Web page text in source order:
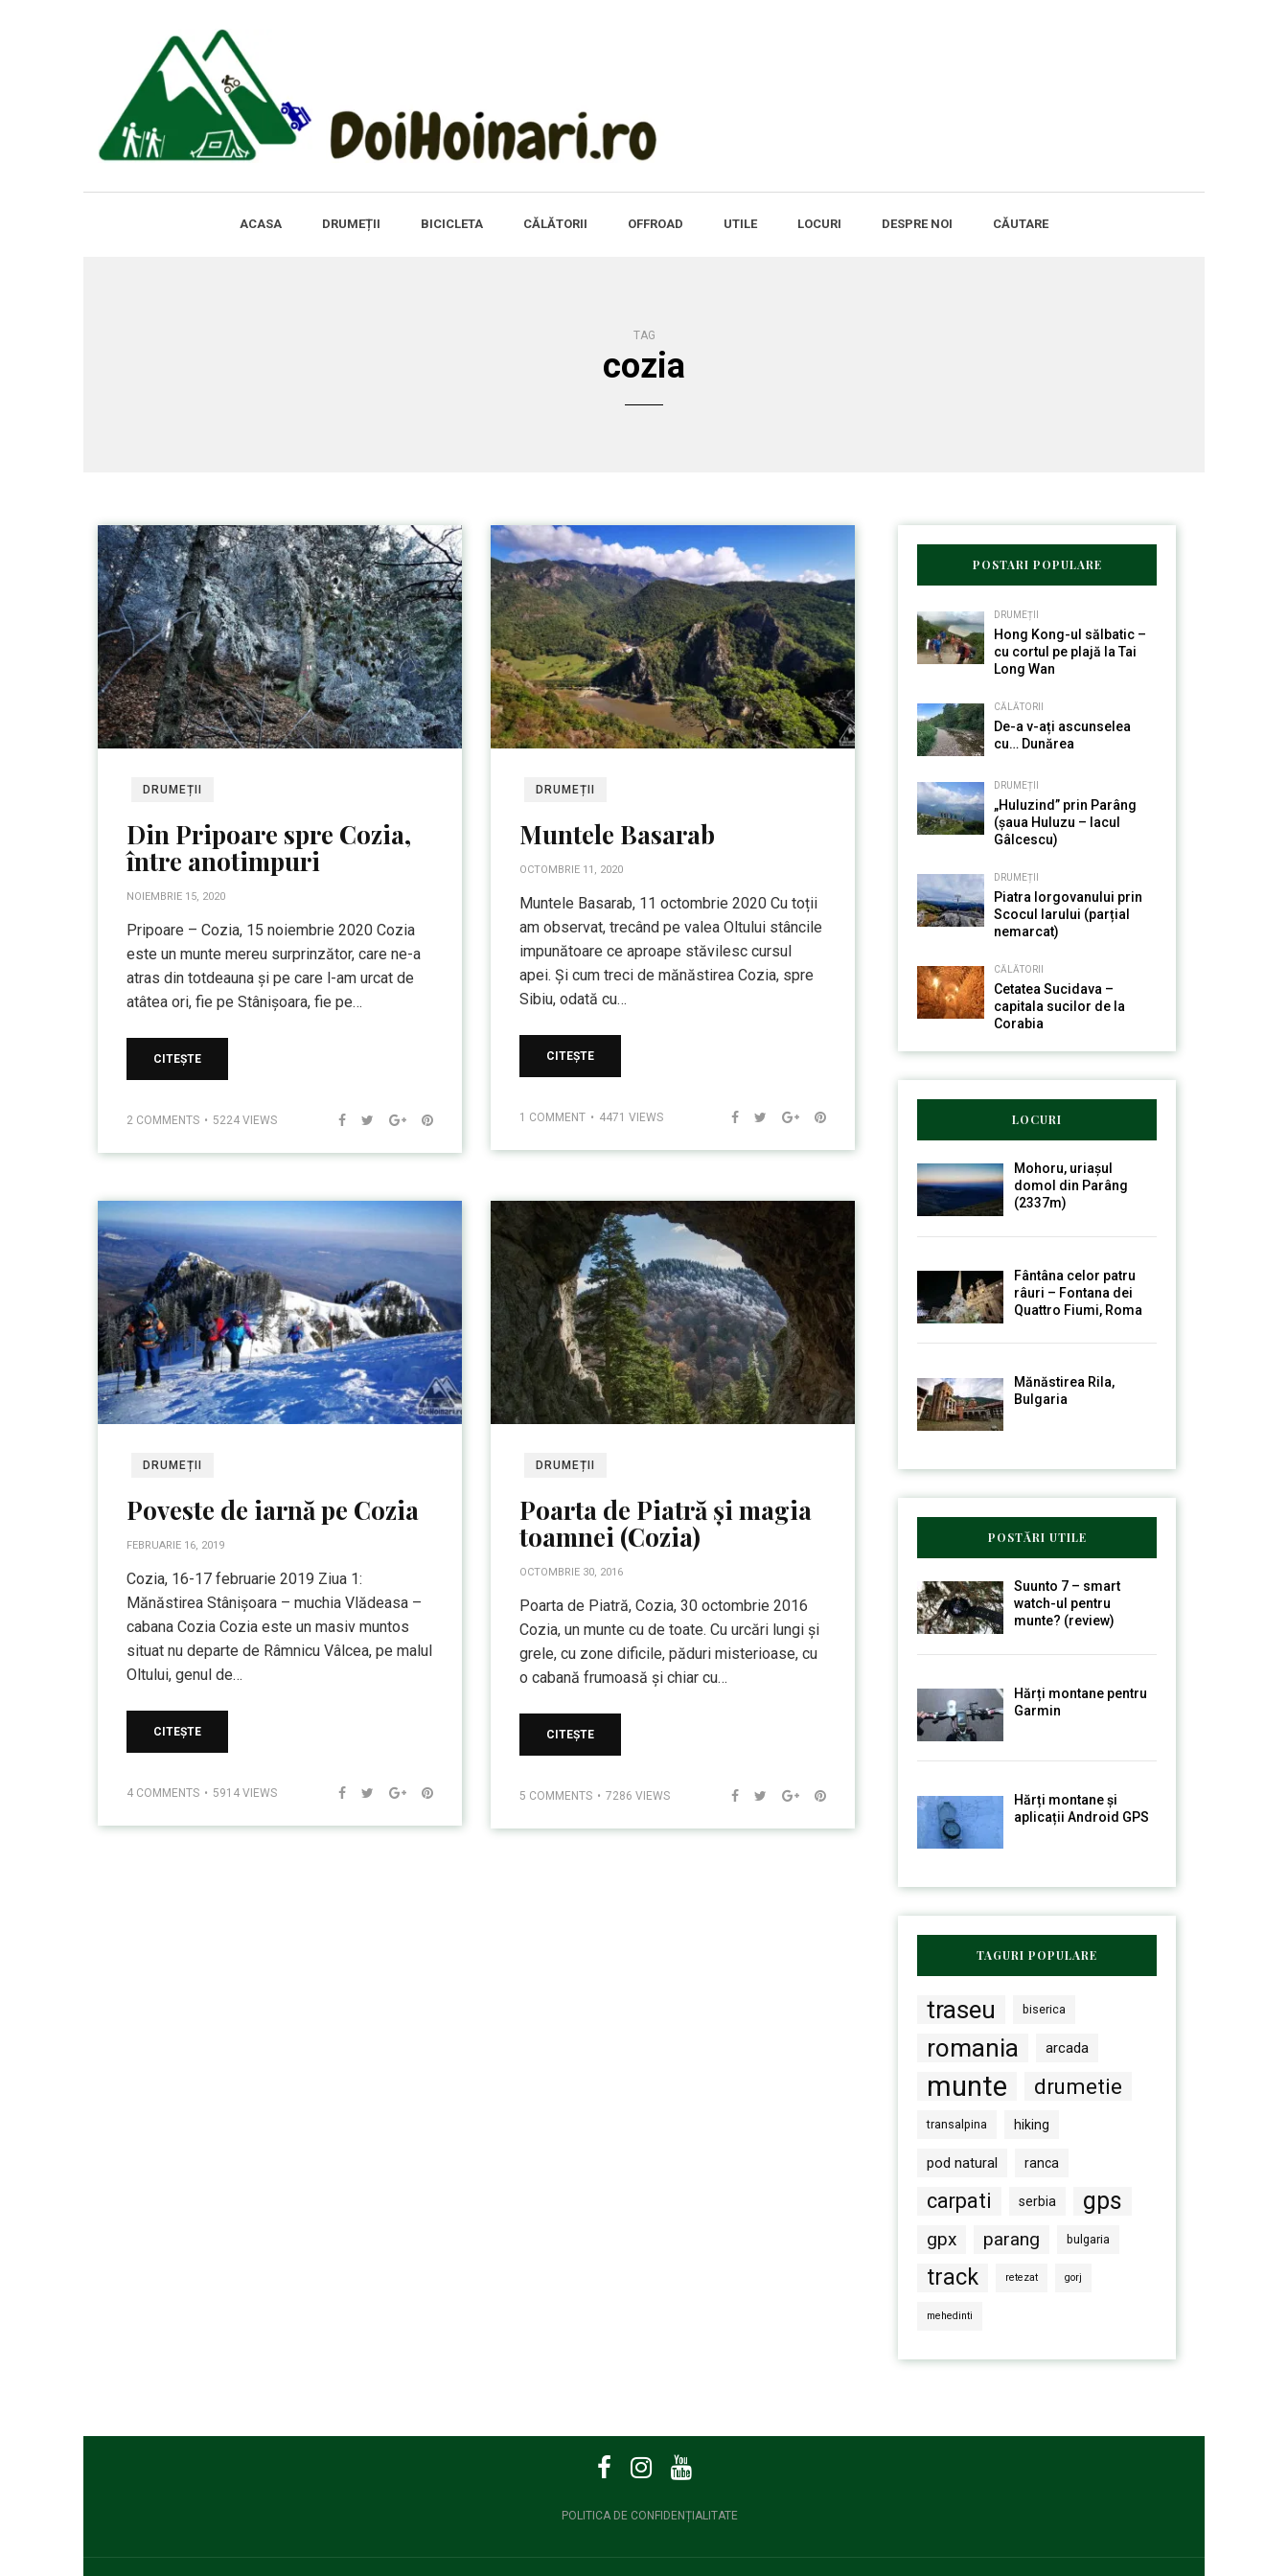
ACASA DRUMEȚII BICICLETA CĂLĂTORII OFFROAD UTILE LOCURI DESPRE NOI CĂUTARE
TAG
cozia
DRUMEȚII
Din Pripoare spre Cozia,
între anotimpuri
NOIEMBRIE 15, 2020
Pripoare – Cozia, 15 noiembrie 2020 Cozia
este un munte mereu surprinzător, care ne-a
atras din totdeauna și pe care l-am urcat de
atâtea ori, fie pe Stânișoara, fie pe…
CITEȘTE
2 COMMENTS 5224 VIEWS
DRUMEȚII
Muntele Basarab
OCTOMBRIE 11, 2020
Muntele Basarab, 11 octombrie 2020 Cu toții
am observat, trecând pe valea Oltului stâncile
impunătoare ce aproape stăvilesc cursul
apei. Și cum treci de mănăstirea Cozia, spre
Sibiu, odată cu…
CITEȘTE
1 COMMENT 4471 VIEWS
DRUMEȚII
Poveste de iarnă pe Cozia
FEBRUARIE 16, 2019
Cozia, 16-17 februarie 2019 Ziua 1:
Mănăstirea Stânișoara – muchia Vlădeasa –
cabana Cozia Cozia este un masiv muntos
situat nu departe de Râmnicu Vâlcea, pe malul
Oltului, genul de…
CITEȘTE
4 COMMENTS 5914 VIEWS
DRUMEȚII
Poarta de Piatră și magia
toamnei (Cozia)
OCTOMBRIE 30, 2016
Poarta de Piatră, Cozia, 30 octombrie 2016
Cozia, un munte cu de toate. Cu urcări lungi și
grele, cu zone dificile, păduri misterioase, cu
o cabană frumoasă și chiar cu…
CITEȘTE
5 COMMENTS 7286 VIEWS
POSTARI POPULARE
DRUMEȚII
Hong Kong-ul sălbatic –
cu cortul pe plajă la Tai
Long Wan
CĂLĂTORII
De-a v-ați ascunselea
cu… Dunărea
DRUMEȚII
„Huluzind” prin Parâng
(șaua Huluzu – lacul
Gâlcescu)
DRUMEȚII
Piatra Iorgovanului prin
Scocul Iarului (parțial
nemarcat)
CĂLĂTORII
Cetatea Sucidava –
capitala sucilor de la
Corabia
LOCURI
Mohoru, uriașul
domol din Parâng
(2337m)
Fântâna celor patru
râuri – Fontana dei
Quattro Fiumi, Roma
Mănăstirea Rila,
Bulgaria
POSTĂRI UTILE
Suunto 7 – smart
watch-ul pentru
munte? (review)
Hărți montane pentru
Garmin
Hărți montane și
aplicații Android GPS
TAGURI POPULARE
traseu biserica
romania arcada
munte drumetie
transalpina hiking
pod natural ranca
carpati serbia gps
gpx parang bulgaria
track retezat gorj
mehedinti
POLITICA DE CONFIDENȚIALITATE